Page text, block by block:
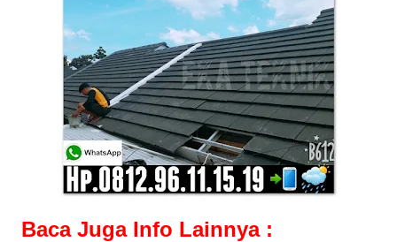
Baca Juga Info Lainnya :